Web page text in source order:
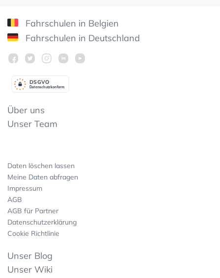
Fahrschulen in Belgien
Fahrschulen in Deutschland
Datenschutzkonform
DSGVO
Über uns
Unser Team
Daten löschen lassen
Meine Daten abfragen
Impressum
AGB
AGB für Partner
Datenschutzerklärung
Cookie Richtlinie
Unser Blog
Unser Wiki